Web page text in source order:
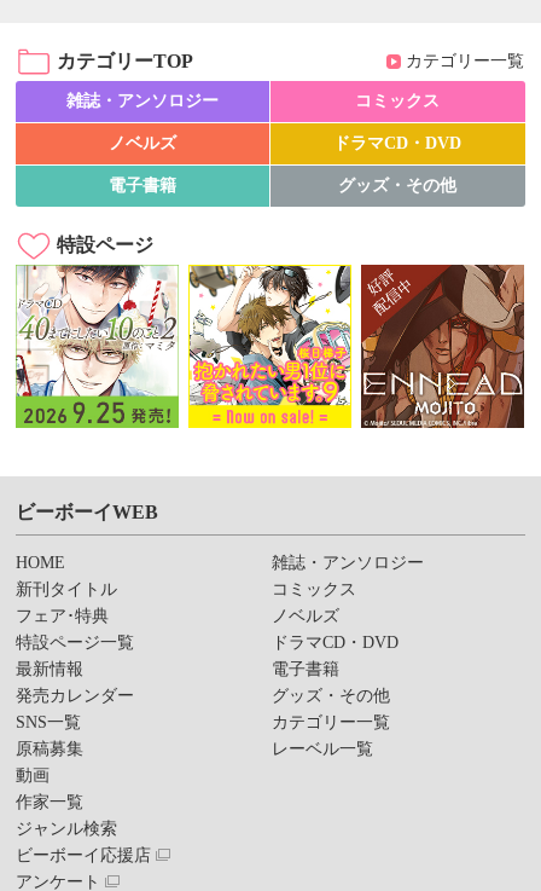
カテゴリーTOP カテゴリー一覧
雑誌・アンソロジー コミックス
ノベルズ ドラマCD・DVD
電子書籍 グッズ・その他
特設ページ
ビーボーイWEB
HOME
新刊タイトル
フェア･特典
特設ページ一覧
最新情報
発売カレンダー
SNS一覧
原稿募集
動画
作家一覧
ジャンル検索
ビーボーイ応援店
アンケート
雑誌・アンソロジー
コミックス
ノベルズ
ドラマCD・DVD
電子書籍
グッズ・その他
カテゴリー一覧
レーベル一覧